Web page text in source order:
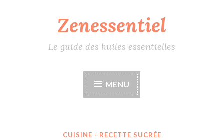
Zenessentiel
Le guide des huiles essentielles
MENU
CUISINE - RECETTE SUCRÉE